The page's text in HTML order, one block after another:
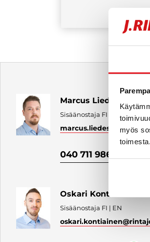
myös
toimesta.
Marcus Liedes
Sisäänostaja FI | EN
marcus.liedes
040 711 9868
Oskari Kontiainen
Sisäänostaja FI | EN
oskari.kontiainen